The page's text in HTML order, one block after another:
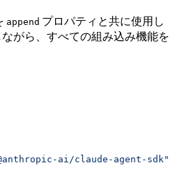
append プロパティと共に使用し
がら、すべての組み込み機能を
ai/claude-agent-sdk"